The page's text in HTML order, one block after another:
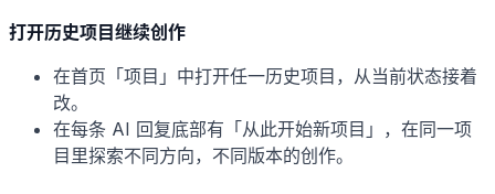
打开历史项目继续创作
在首页「项目」中打开任一历史项目，从当前状态接着
改。
在每条 AI 回复底部有「从此开始新项目」，在同一项
目里探索不同方向，不同版本的创作。